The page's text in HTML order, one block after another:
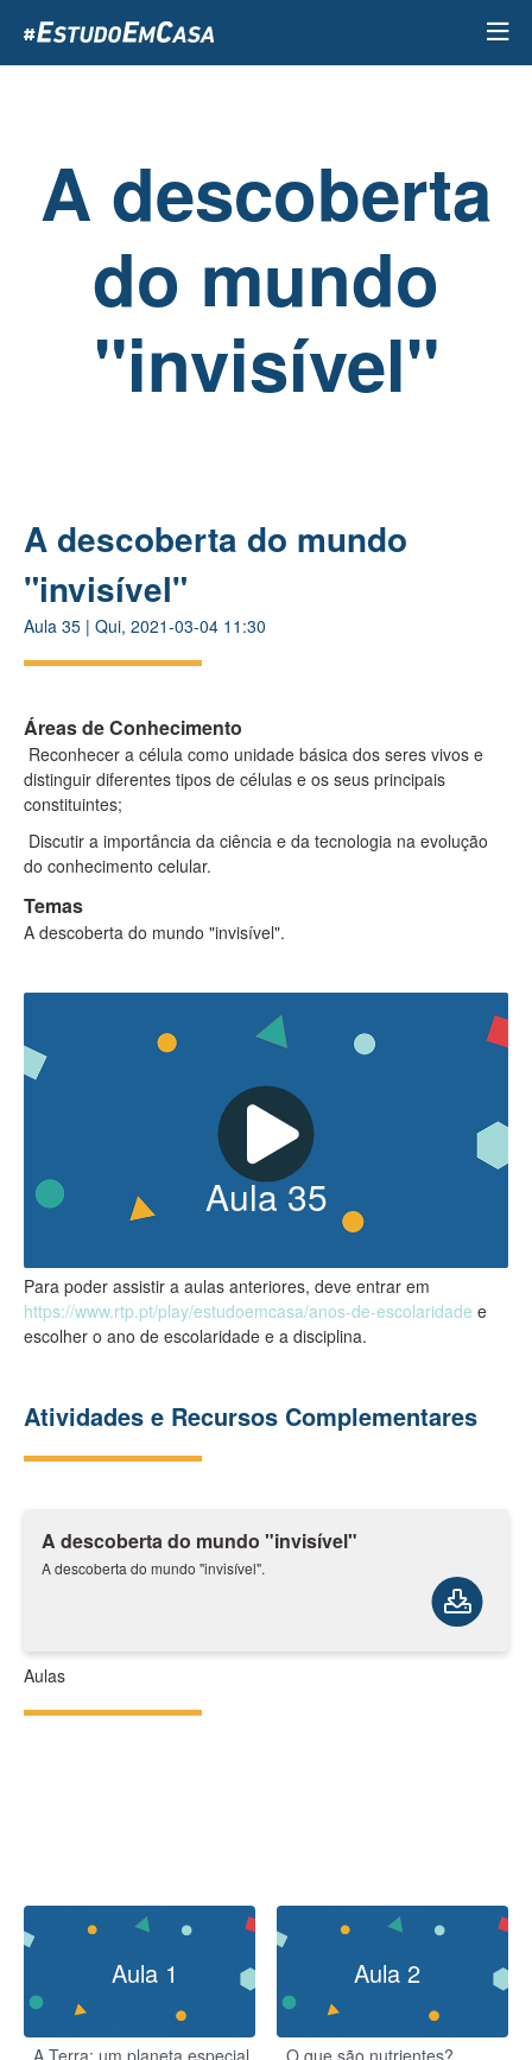
para
o
A descoberta
do mundo
"invisível"
A descoberta do mundo
"invisível"
Aula 35 | Qui, 2021-03-04 11:30
Áreas de Conhecimento
Reconhecer a célula como unidade básica dos seres vivos e
distinguir diferentes tipos de células e os seus principais
constituintes;
Discutir a importância da ciência e da tecnologia na evolução
do conhecimento celular.
Temas
A descoberta do mundo "invisível".
Aula35
Para poder assistir a aulas anteriores, deve entrar em
https://www.rtp.pt/play/estudoemcasa/anos-de-escolaridade e
escolher o ano de escolaridade e a disciplina.
Atividades e Recursos Complementares
A descoberta do mundo "invisível"
A descoberta do mundo "invisível".
Aulas
Aula 1
A Terra: um planeta especial
Aula 2
O que são nutrientes?